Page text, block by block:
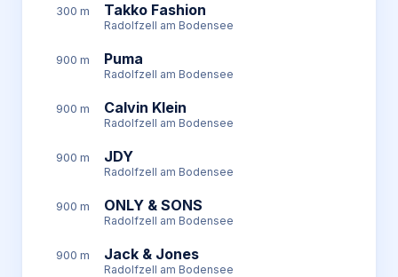
300 m Takko Fashion
Radolfzell am Bodensee
900 m Puma
Radolfzell am Bodensee
900 m Calvin Klein
Radolfzell am Bodensee
900 m JDY
Radolfzell am Bodensee
900 m ONLY & SONS
Radolfzell am Bodensee
900 m Jack & Jones
Radolfzell am Bodensee